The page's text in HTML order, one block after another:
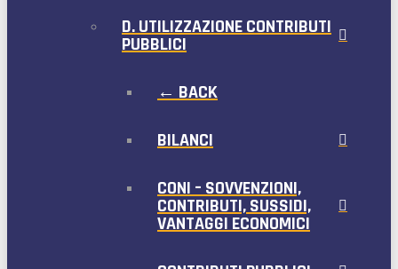
D. UTILIZZAZIONE CONTRIBUTI
PUBBLICI
← BACK
BILANCI
CONI – SOVVENZIONI,
CONTRIBUTI, SUSSIDI,
VANTAGGI ECONOMICI